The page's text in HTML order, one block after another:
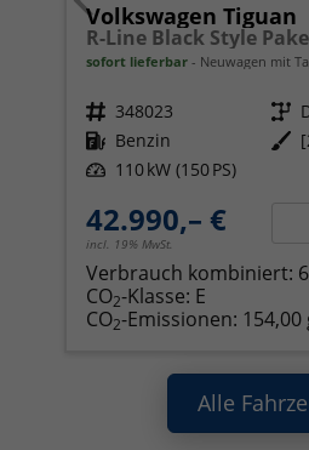
Volkswagen Tiguan
sofort lieferbar Neuwagen mit
Fahrzeugnr. 348023 Getriebe
Kraftstoff Benzin Außenfarbe
Leistung 110 kW (150 PS)
42.990,– €
incl. 19% MwSt.
Verbrauch kombiniert:
CO2-Klasse: E
CO2-Emissionen:
Alle